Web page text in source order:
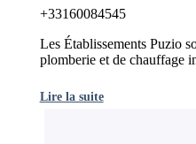
+33160084545
Les Établissements Puzio
plomberie et de chauffage
Lire la suite